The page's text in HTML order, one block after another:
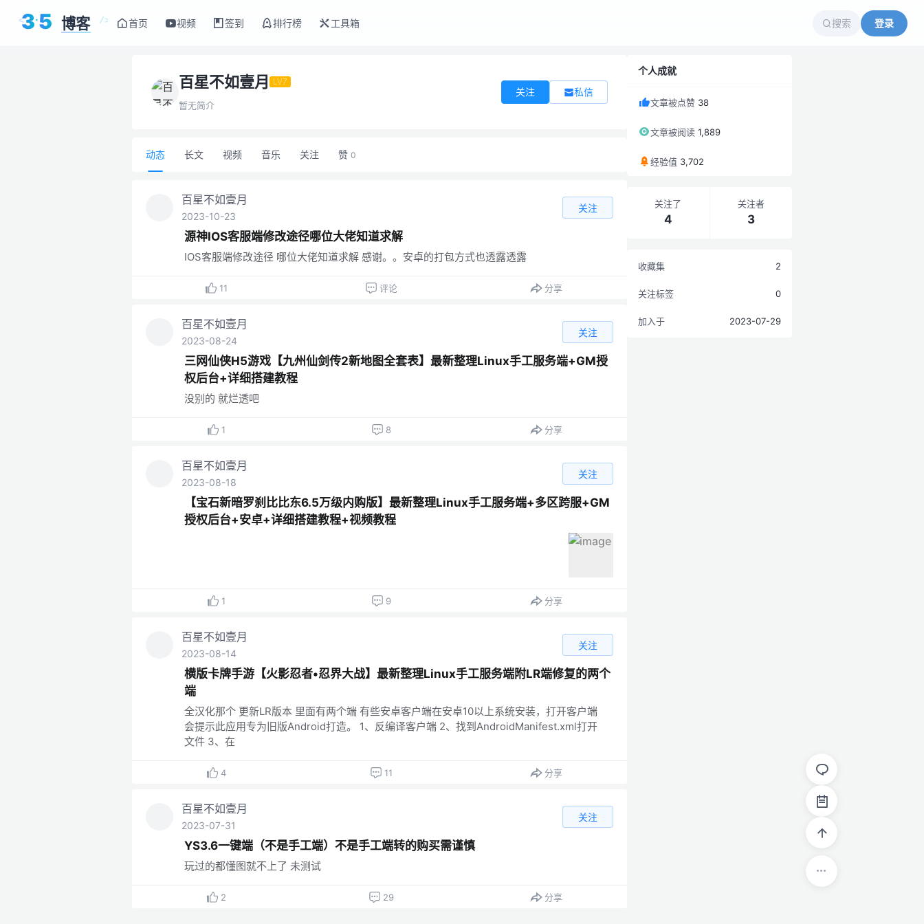
< />
35 博客 首页 视频 签到 排行榜 工具箱 搜索 登录
百星不如壹月 LV7
暂无简介
关注 私信
动态 长文 视频 音乐 关注 赞 0
百星不如壹月
2023-10-23
关注
源神IOS客服端修改途径哪位大佬知道求解
IOS客服端修改途径 哪位大佬知道求解 感谢。。安卓的打包方式也透露透露
11 评论 分享
百星不如壹月
2023-08-24
关注
三网仙侠H5游戏【九州仙剑传2新地图全套表】最新整理Linux手工服务端+GM授
权后台+详细搭建教程
没别的 就烂透吧
1 8 分享
百星不如壹月
2023-08-18
关注
【宝石新暗罗刹比比东6.5万级内购版】最新整理Linux手工服务端+多区跨服+GM
授权后台+安卓+详细搭建教程+视频教程
1 9 分享
百星不如壹月
2023-08-14
关注
横版卡牌手游【火影忍者•忍界大战】最新整理Linux手工服务端附LR端修复的两个
端
全汉化那个 更新LR版本 里面有两个端 有些安卓客户端在安卓10以上系统安装，打开客户端
会提示此应用专为旧版Android打造。 1、反编译客户端 2、找到AndroidManifest.xml打开
文件 3、在
4 11 分享
百星不如壹月
2023-07-31
关注
YS3.6一键端（不是手工端）不是手工端转的购买需谨慎
玩过的都懂图就不上了 未测试
2 29 分享
个人成就
文章被点赞 38
文章被阅读 1,889
经验值 3,702
关注了
4
关注者
3
收藏集 2
关注标签 0
加入于 2023-07-29